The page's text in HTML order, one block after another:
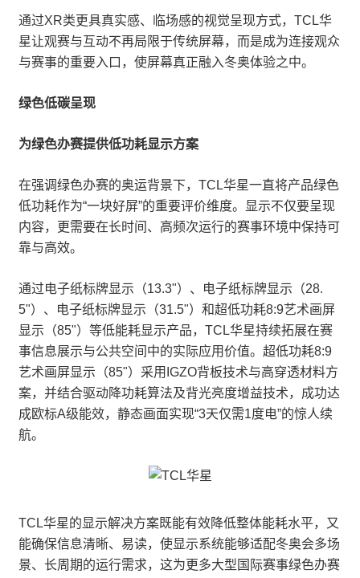
通过XR类更具真实感、临场感的视觉呈现方式，TCL华
星让观赛与互动不再局限于传统屏幕，而是成为连接观众
与赛事的重要入口，使屏幕真正融入冬奥体验之中。
绿色低碳呈现
为绿色办赛提供低功耗显示方案
在强调绿色办赛的奥运背景下，TCL华星一直将产品绿色
低功耗作为“一块好屏”的重要评价维度。显示不仅要呈现
内容，更需要在长时间、高频次运行的赛事环境中保持可
靠与高效。
通过电子纸标牌显示（13.3"）、电子纸标牌显示（28.
5"）、电子纸标牌显示（31.5"）和超低功耗8:9艺术画屏
显示（85"）等低能耗显示产品，TCL华星持续拓展在赛
事信息展示与公共空间中的实际应用价值。超低功耗8:9
艺术画屏显示（85"）采用IGZO背板技术与高穿透材料方
案，并结合驱动降功耗算法及背光亮度增益技术，成功达
成欧标A级能效，静态画面实现“3天仅需1度电”的惊人续
航。
TCL华星的显示解决方案既能有效降低整体能耗水平，又
能确保信息清晰、易读，使显示系统能够适配冬奥会多场
景、长周期的运行需求，这为更多大型国际赛事绿色办赛